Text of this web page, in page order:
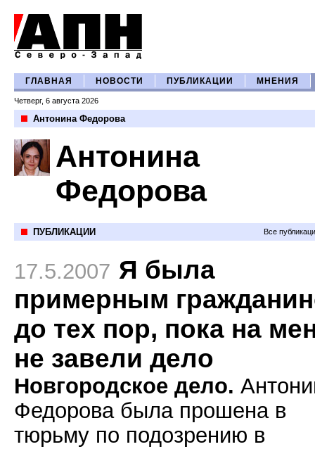
ГЛАВНАЯ НОВОСТИ ПУБЛИКАЦИИ МНЕНИЯ
Четверг, 6 августа 2026
Антонина Федорова
Антонина
Федорова
ПУБЛИКАЦИИ Все
17.5.2007 Я была
примерным
до тех пор, пока на
не завели дело
Новгородское дело.
Федорова была прошена в
тюрьму по подозрению в